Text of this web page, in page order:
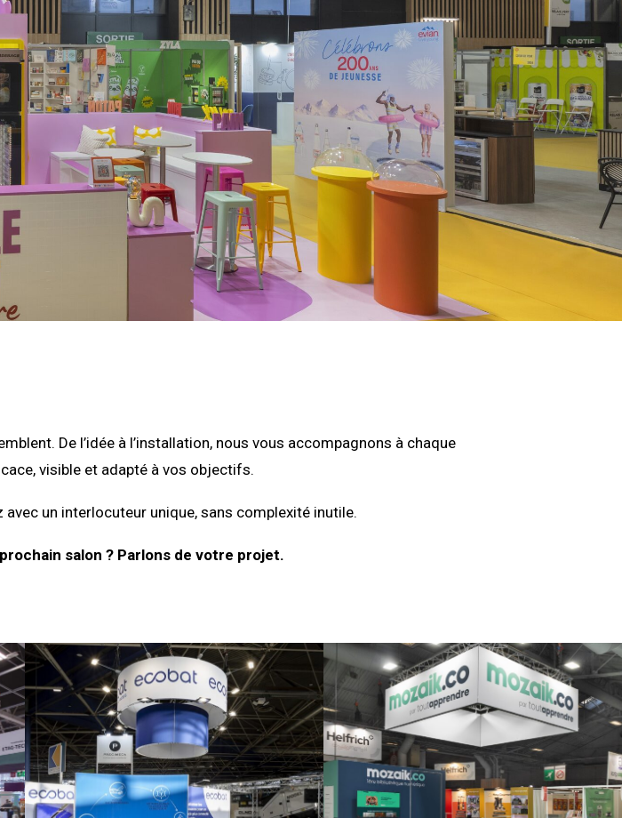
De l’idée à l’installation, nous vous accompagnons à chaque
visible et adapté à vos objectifs.
un interlocuteur unique, sans complexité inutile.
salon ? Parlons de votre projet.